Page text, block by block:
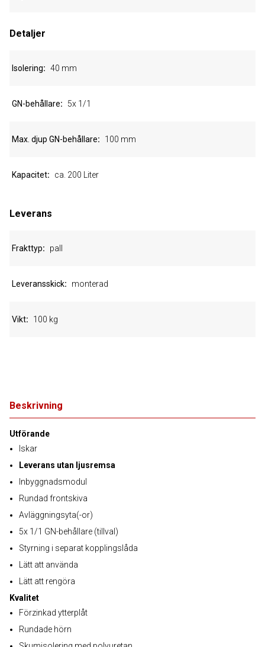
Beskrivning
Utförande
Iskar
Leverans utan ljusremsa
Inbyggnadsmodul
Rundad frontskiva
Avläggningsyta(-or)
5x 1/1 GN-behållare (tillval)
Styrning i separat kopplingslåda
Lätt att använda
Lätt att rengöra
Kvalitet
Förzinkad ytterplåt
Rundade hörn
Detaljer
Isolering 40 mm
GN-behållare 5x 1/1
Max. djup GN-behållare 100 mm
Kapacitet ca. 200 Liter
Leverans
Frakttyp pall
Leveransskick monterad
Vikt 100 kg